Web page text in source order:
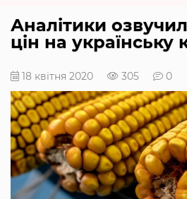
Аналітики
цін на українську
18 квітня 2020 305 0